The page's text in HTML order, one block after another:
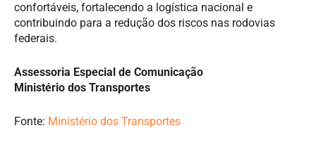
confortáveis, fortalecendo a logística nacional e
contribuindo para a redução dos riscos nas rodovias
federais.
Assessoria Especial de Comunicação
Ministério dos Transportes
Fonte: Ministério dos Transportes